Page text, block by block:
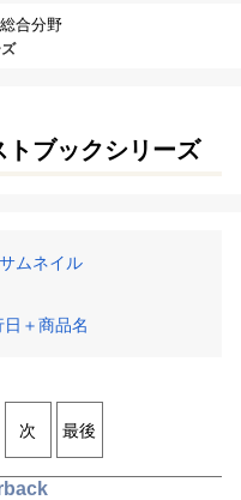
総合分野
トブックシリーズ
サムネイル
日＋商品名
次 最後